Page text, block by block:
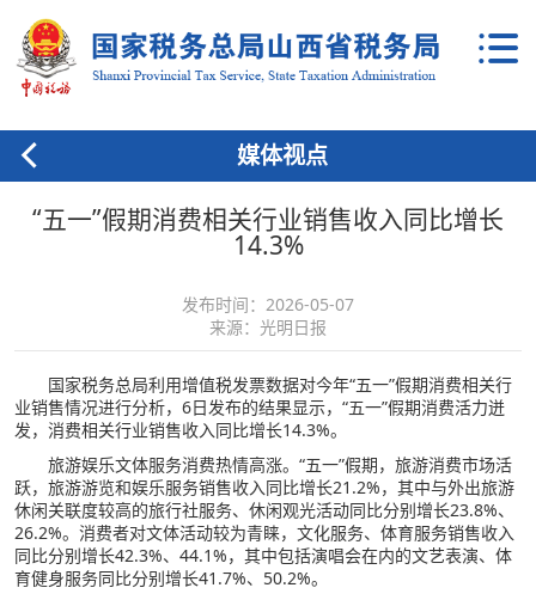
媒体视点
“五一”假期消费相关行业销售收入同比增长
14.3%
发布时间：2026-05-07
来源：光明日报
国家税务总局利用增值税发票数据对今年“五一”假期消费相关行
业销售情况进行分析，6日发布的结果显示，“五一”假期消费活力迸
发，消费相关行业销售收入同比增长14.3%。
旅游娱乐文体服务消费热情高涨。“五一”假期，旅游消费市场活
跃，旅游游览和娱乐服务销售收入同比增长21.2%，其中与外出旅游
休闲关联度较高的旅行社服务、休闲观光活动同比分别增长23.8%、
26.2%。消费者对文体活动较为青睐，文化服务、体育服务销售收入
同比分别增长42.3%、44.1%，其中包括演唱会在内的文艺表演、体
育健身服务同比分别增长41.7%、50.2%。